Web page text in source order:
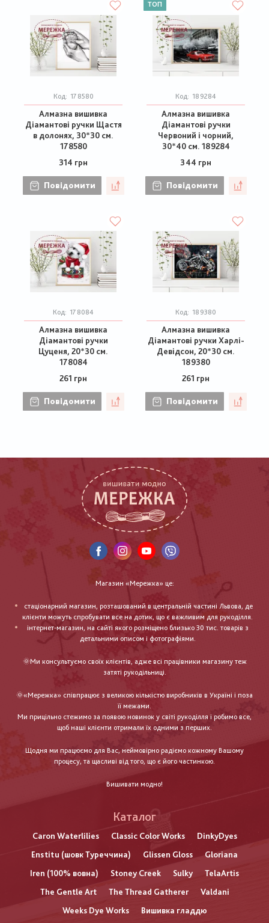
Код: 178580
Алмазна вишивка
Діамантові ручки Щастя
в долонях, 30*30 см.
178580
314 грн
Повідомити
ТОП
Код: 189284
Алмазна вишивка
Діамантові ручки
Червоний і чорний,
30*40 см. 189284
344 грн
Повідомити
Код: 178084
Алмазна вишивка
Діамантові ручки
Цуценя, 20*30 см.
178084
261 грн
Повідомити
Код: 189380
Алмазна вишивка
Діамантові ручки Харлі-
Девідсон, 20*30 см.
189380
261 грн
Повідомити
Магазин «Мережка» це:
стаціонарний магазин, розташований в центральній частині Львова, де
клієнти можуть спробувати все на дотик, що є важливим для рукоділля.
інтернет-магазин, на сайті якого розміщено близько 30 тис. товарів з
детальними описом і фотографіями.
🌞Ми консультуємо своїх клієнтів, адже всі працівники магазину теж
затяті рукодільниці.
🌞«Мережка» співпрацює з великою кількістю виробників в Україні і поза
її межами.
Ми прицільно стежимо за появою новинок у світі рукоділля і робимо все,
щоб наші клієнти отримали їх одними з перших.
Щодня ми працюємо для Вас, неймовірно радіємо кожному Вашому
процесу, та щасливі від того, що є його частинкою.
Вишивати модно!
Каталог
Caron Waterlilies Classic Color Works
DinkyDyes
Enstitu (шовк Туреччина)
Glissen Gloss
Gloriana
Iren (100% вовна)
Stoney Creek Sulky
TelaArtis
The Gentle Art
The Thread Gatherer
Valdani
Weeks Dye Works
Вишивка гладдю